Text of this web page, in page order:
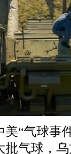
美“气球事
气球，